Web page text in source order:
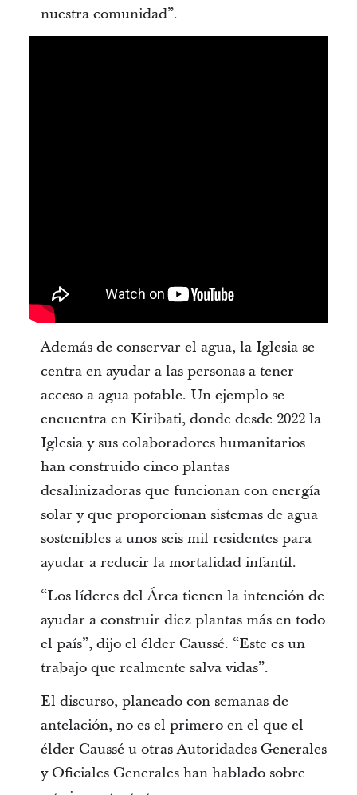
nuestra comunidad”.
Además de conservar el agua, la Iglesia se
centra en ayudar a las personas a tener
acceso a agua potable. Un ejemplo se
encuentra en Kiribati, donde desde 2022 la
Iglesia y sus colaboradores humanitarios
han construido cinco plantas
desalinizadoras que funcionan con energía
solar y que proporcionan sistemas de agua
sostenibles a unos seis mil residentes para
ayudar a reducir la mortalidad infantil.
“Los líderes del Área tienen la intención de
ayudar a construir diez plantas más en todo
el país”, dijo el élder Caussé. “Este es un
trabajo que realmente salva vidas”.
El discurso, planeado con semanas de
antelación, no es el primero en el que el
élder Caussé u otras Autoridades Generales
y Oficiales Generales han hablado sobre